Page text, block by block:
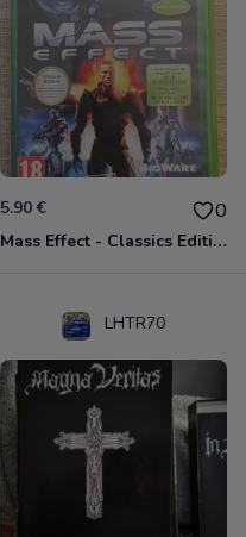
5.90 € 0
Mass Effect - Classics Edition Xbox 360
LHTR70